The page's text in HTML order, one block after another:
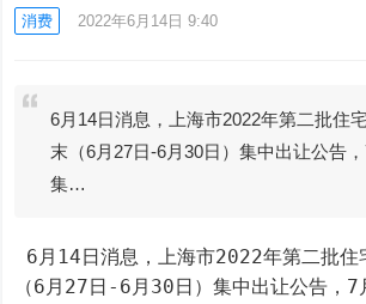
消费 2022年6月14日 9:40
6月14日消息，上海市2022年第二批住
末（6月27日-6月30日）集中出让公告
集…
（6月27日-6月30日）集中出让公告，7